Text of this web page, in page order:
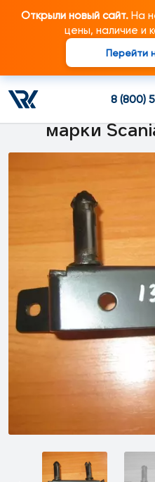
Открыли новый сайт.На
цены, наличие и
Перейти
8 (800)
1370721
бокового
подходит
марки